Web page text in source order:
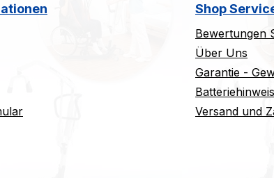
Shop
Bewertungen
Über Uns
Garantie -
Batteriehinweis
Versand und